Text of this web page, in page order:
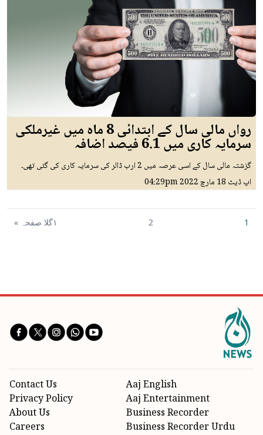
رواں مالی سال کے ابتدائی 8 ماہ میں غیرملکی
سرمایہ کاری میں 6.1 فیصد اضافہ
گزشتہ مالی سال کے اسی عرصہ میں 2 ارب ڈالر کی سرمایہ کاری کی گئی تھی۔
اپ ڈیٹ 18 مارچ 2022 04:29pm
1
2 ١گلا صفحہ »
Aaj English
Aaj Entertainment
Business Recorder
Business Recorder Urdu
Contact Us
Privacy Policy
About Us
Careers